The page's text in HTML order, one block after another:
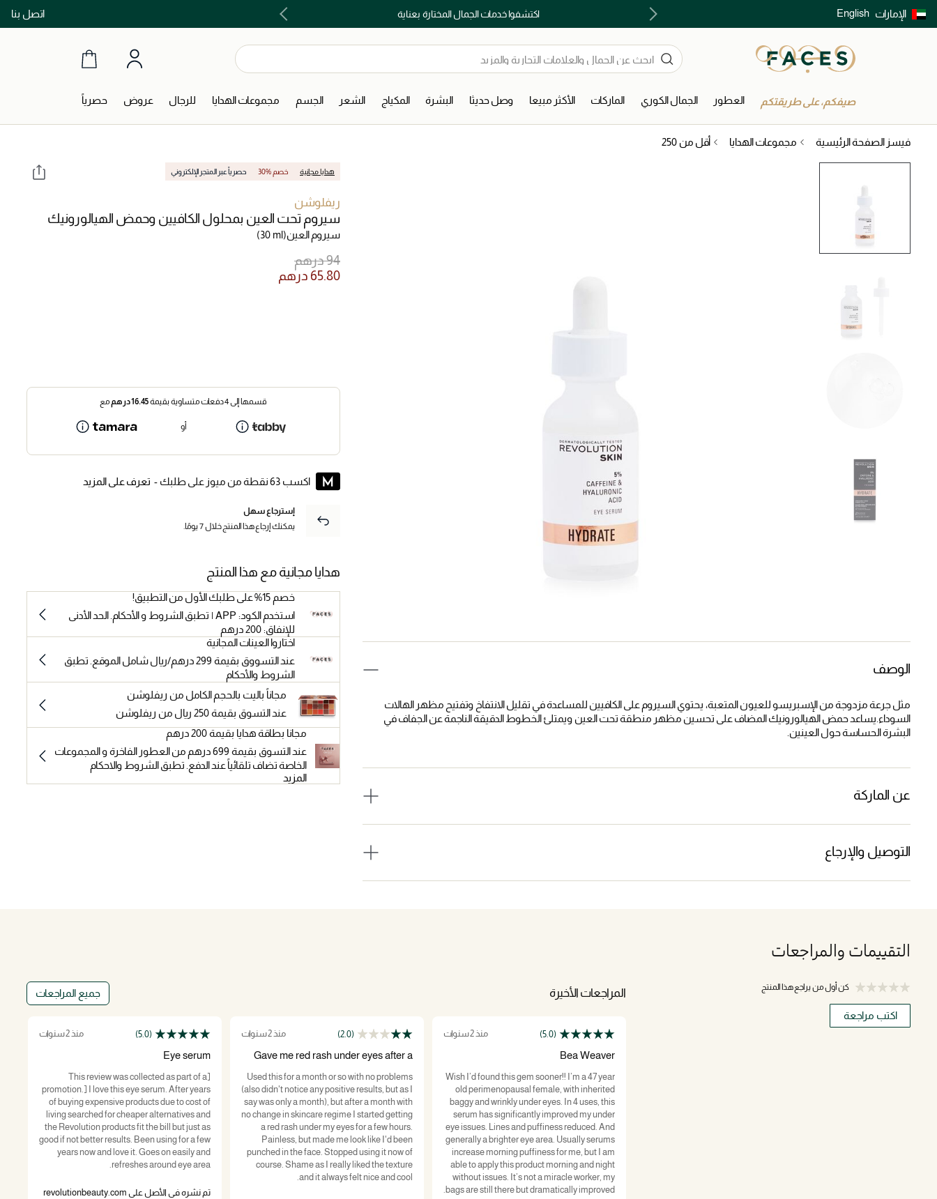
الإمارات English اتصل بنااشتري الآن و ادفع لاحقاً مع تابي و تمارا! اكتشفوا خدمات الجمال المختارة بعناية توصيل سريع على جميع الطلبات ما فوق 299 درهم
صيفكم، على طريقتكم العطور الجمال الكوري الماركات الأكثر مبيعا وصل حديثا البشرة المكياج الشعر الجسم مجموعات الهدايا للرجال عروض حصرياً
فيسز الصفحة الرئيسية مجموعات الهدايا أقل من 250
الوصف
مثل جرعة مزدوجة من الإسبريسو للعيون المتعبة، يحتوي السيروم على الكافيين للمساعدة في تقليل الانتفاخ وتفتيح مظهر الهالات
السوداء.يساعد حمض الهيالورونيك المضاف على تحسين مظهر منطقة تحت العين ويمتلئ الخطوط الدقيقة الناجمة عن الجفاف في
البشرة الحساسة حول العينين.
عن الماركة
التوصيل والإرجاع
هدايا مجانية 30% خصم حصرياً عبر المتجر الإلكتروني
ريفلوشن
سيروم تحت العين بمحلول الكافيين وحمض الهيالورونيك
سيروم العين(30 ml)
قسمها إلى 4 دفعات متساوية بقيمة 16.45درهممع
أو
اكسب 63 نقطة من ميوز على طلبك - تعرف على المزيد
إسترجاع سهل
يمكنك إرجاع هذا المنتج خلال 7 يومًا.
هدايا مجانية مع هذا المنتج
خصم 15% على طلبك الأول من التطبيق!
استخدم الكود: APP | تطبق الشروط و الأحكام. الحد الأدنى
للإنفاق: 200 درهم
اختاروا العينات المجانية
عند التسووق بقيمة 299 درهم/ريال شامل الموقع. تطبق
الشروط والأحكام
مجاناً باليت بالحجم الكامل من ريفلوشن
عند التسوق بقيمة 250 ريال من ريفلوشن
مجانا بطاقة هدايا بقيمة 200 درهم
عند التسوق بقيمة 699 درهم من العطور الفاخرة و المجموعات
الخاصة تضاف تلقائياً عند الدفع. تطبق الشروط والاحكام
المزيد
التقييمات والمراجعات
كن أول من يراجع هذا المنتج
اكتب مراجعة
المراجعات الأخيرة جميع المراجعات
(5.0) منذ 2 سنوات
Bea Weaver
Wish I’d found this gem sooner!! I’m a 47 year
old perimenopausal female, with inherited
baggy and wrinkly under eyes. In 4 uses, this
serum has significantly improved my under
eye issues. Lines and puffiness reduced. And
generally a brighter eye area. Usually serums
increase morning puffiness for me, but I am
able to apply this product morning and night
without issues. It’s not a miracle worker, my
bags are still there but dramatically improved.
(2.0) منذ 2 سنوات
Gave me red rash under eyes after a
Used this for a month or so with no problems
(also didn't notice any positive results, but as I
say was only a month), but after a month with
no change in skincare regime I started getting
a red rash under my eyes for a few hours.
Painless, but made me look like I'd been
punched in the face. Stopped using it now of
course. Shame as I really liked the texture
and it always felt nice and cool.
(5.0) منذ 2 سنوات
Eye serum
[This review was collected as part of a
promotion.] I love this eye serum. After years
of buying expensive products due to cost of
living searched for cheaper alternatives and
the Revolution products fit the bill but just as
good if not better results. Been using for a few
years now and love it. Goes on easily and
refreshes around eye area.
تم نشره في الأصل على revolutionbeauty.com